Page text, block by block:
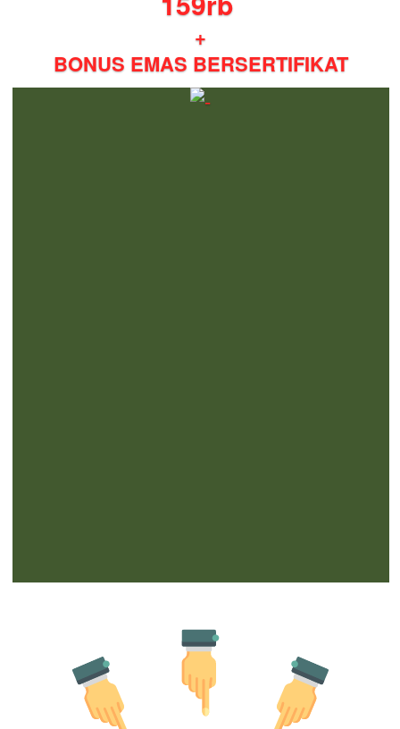
+
BONUS EMAS BERSERTIFIKAT